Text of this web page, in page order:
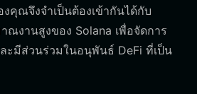
งคุณจึงจำเป็นต้องเข้ากันได้กับ
ณงานสูงของ Solana เพื่อจัดการ
ะมีส่วนร่วมในอนุพันธ์ DeFi ที่เป็น